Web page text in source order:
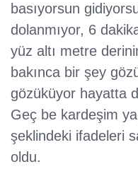
basıyorsun
dolanmıyor, 6
yüz altı metre
bakınca bir şey
gözüküyor hayatta
Geç be kardeşim
şeklindeki ifadeleri
oldu.